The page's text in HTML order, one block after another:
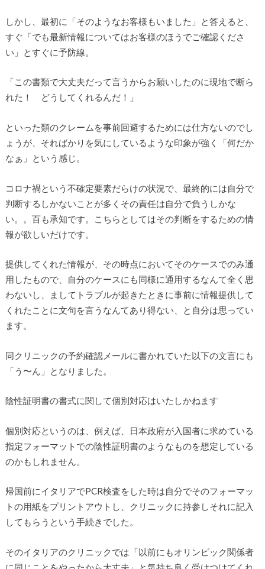
しかし、最初に「そのようなお客様もいました」と答えると、
すぐ「でも最新情報についてはお客様のほうでご確認くださ
い」とすぐに予防線。
「この書類で大丈夫だって言うからお願いしたのに現地で断ら
れた！ どうしてくれるんだ！」
といった類のクレームを事前回避するためには仕方ないのでし
ょうが、そればかりを気にしているような印象が強く「何だか
なぁ」という感じ。
コロナ禍という不確定要素だらけの状況で、最終的には自分で
判断するしかないことが多くその責任は自分で負うしかな
い。。百も承知です。こちらとしてはその判断をするための情
報が欲しいだけです。
提供してくれた情報が、その時点においてそのケースでのみ通
用したもので、自分のケースにも同様に通用するなんて全く思
わないし、ましてトラブルが起きたときに事前に情報提供して
くれたことに文句を言うなんてあり得ない、と自分は思ってい
ます。
同クリニックの予約確認メールに書かれていた以下の文言にも
「う〜ん」となりました。
陰性証明書の書式に関して個別対応はいたしかねます
個別対応というのは、例えば、日本政府が入国者に求めている
指定フォーマットでの陰性証明書のようなものを想定している
のかもしれません。
帰国前にイタリアでPCR検査をした時は自分でそのフォーマッ
トの用紙をプリントアウトし、クリニックに持参しそれに記入
してもらうという手続きでした。
そのイタリアのクリニックでは「以前にもオリンピック関係者